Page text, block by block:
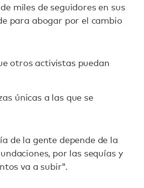
miles de seguidores en sus
para abogar por el cambio
otros activistas puedan
únicas a las que se
de la gente depende de la
por las sequías y
va a subir".